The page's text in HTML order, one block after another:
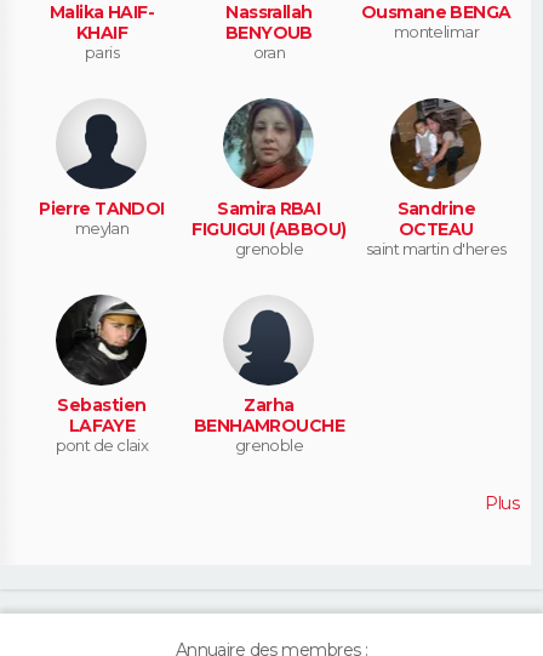
Malika HAIF-
KHAIF
paris
Nassrallah
BENYOUB
oran
Ousmane BENGA
montelimar
Pierre TANDOI
meylan
Samira RBAI
FIGUIGUI (ABBOU)
grenoble
Sandrine
OCTEAU
saint martin d'heres
Sebastien
LAFAYE
pont de claix
Zarha
BENHAMROUCHE
grenoble
Plus
Annuaire des membres :